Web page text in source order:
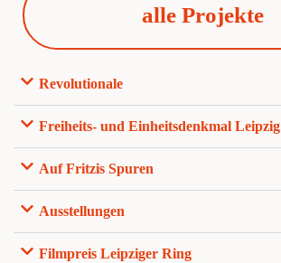
alle Projekte
Revolutionale
Freiheits- und Einheitsdenkmal Leipzig
Auf Fritzis Spuren
Ausstellungen
Filmpreis Leipziger Ring